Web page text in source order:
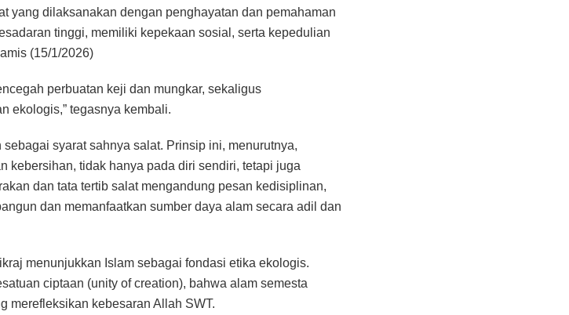
yang dilaksanakan dengan penghayatan dan pemahaman
tinggi, memiliki kepekaan sosial, serta kepedulian
(15/1/2026)
perbuatan keji dan mungkar, sekaligus
ekologis,” tegasnya kembali.
syarat sahnya salat. Prinsip ini, menurutnya,
kebersihan, tidak hanya pada diri sendiri, tetapi juga
dan tata tertib salat mengandung pesan kedisiplinan,
dan memanfaatkan sumber daya alam secara adil dan
menunjukkan Islam sebagai fondasi etika ekologis.
ciptaan (unity of creation), bahwa alam semesta
merefleksikan kebesaran Allah SWT.